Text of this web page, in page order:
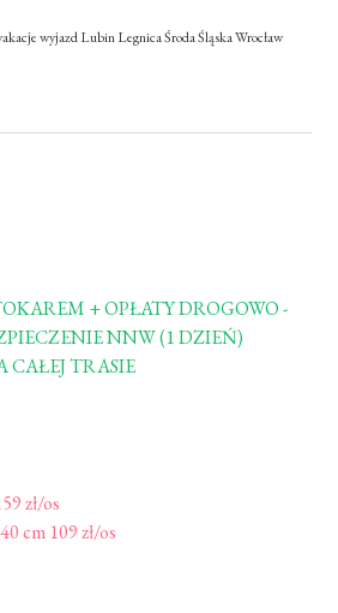
wyjazd Lubin Legnica Środa Śląska Wrocław
+ OPŁATY DROGOWO -
NNW (1 DZIEŃ)
CAŁEJ TRASIE
zł/os
cm 109 zł/os